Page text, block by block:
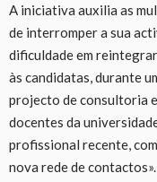
A iniciativa auxilia as
de interromper a sua
dificuldade em
às candidatas, durante
projecto de consultoria
docentes da
profissional recente,
nova rede de contactos».